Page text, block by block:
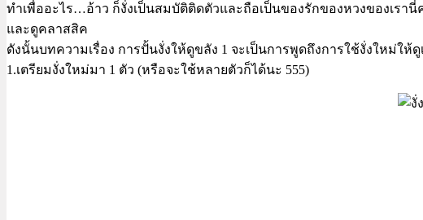
ทำเพื่ออะไร…อ้าว ก็งั่งเป็นสมบัติติดตัวและถือเป็นของรักของหวงของเรา
และดูคลาสสิค
ดังนั้นบทความเรื่อง การปั้นงั่งให้ดูขลัง 1 จะเป็นการพูดถึงการใช้งั่งใหม่ให้
1.เตรียมงั่งใหม่มา 1 ตัว (หรือจะใช้หลายตัวก็ได้นะ 555)